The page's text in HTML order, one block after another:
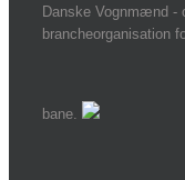
Danske Vognmænd -
brancheorganisation
bane.